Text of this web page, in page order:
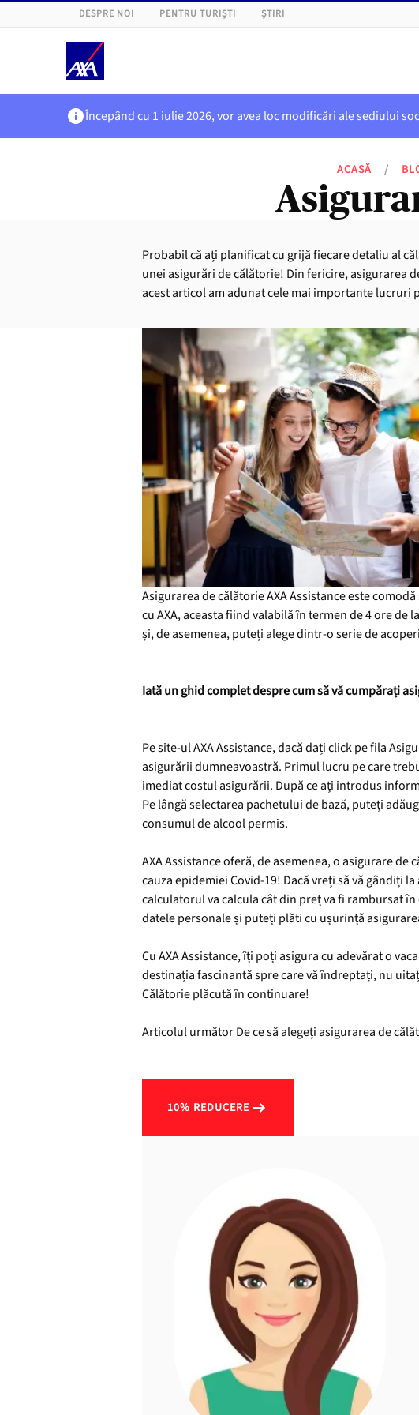
DESPRE NOI PENTRU TURIȘTI ȘTIRI
Începând cu 1 iulie 2026, vor avea loc modificări ale sediului
ACASĂ /
Probabil că ați planificat cu grijă fiecare detaliu al
unei asigurări de călătorie! Din fericire, asigurarea
acest articol am adunat cele mai importante lucruri
Asigurarea de călătorie AXA Assistance este
cu AXA, aceasta fiind valabilă în termen de 4 ore
și, de asemenea, puteți alege dintr-o serie de
Iată un ghid complet despre cum să vă cumpărați
Pe site-ul AXA Assistance, dacă dați click pe fila
asigurării dumneavoastră. Primul lucru pe care
imediat costul asigurării. După ce ați introdus
Pe lângă selectarea pachetului de bază, puteți
consumul de alcool permis.
AXA Assistance oferă, de asemenea, o asigurare
cauza epidemiei Covid-19! Dacă vreți să vă gândiți
calculatorul va calcula cât din preț va fi rambursat
datele personale și puteți plăti cu ușurință
Cu AXA Assistance, îți poți asigura cu adevărat o
destinația fascinantă spre care vă îndreptați, nu
Călătorie plăcută în continuare!
Articolul următor De ce să alegeți asigurarea de
10% REDUCERE